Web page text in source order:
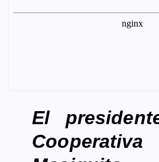
El
Cooperativa